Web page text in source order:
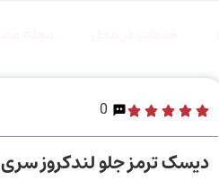
0
دیسک ترمز جلو لندکروز سری 80 عقب دیسک EBC انگلستان